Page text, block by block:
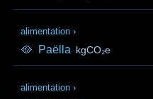
alimentation ›
🥘 Paëlla kgCO₂e
alimentation ›